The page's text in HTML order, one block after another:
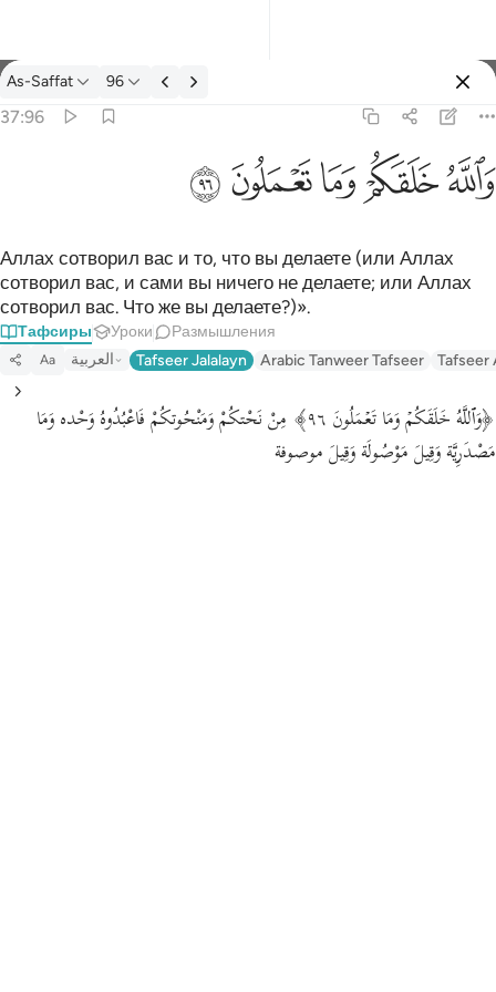
Тафсир: As-Saffat 37:96
As-Saffat 96
37:96
وَٱللَّهُ خَلَقَكُمْ وَمَا تَعْمَلُونَ ٩٦
ﲤﲥﲦﲧﲨ
Аллах сотворил вас и то, что вы делаете (или Аллах
сотворил вас, и сами вы ничего не делаете; или Аллах
сотворил вас. Что же вы делаете?)».
Тафсиры Уроки Размышления
Aa العربية Tafseer Jalalayn Arabic Tanweer Tafseer Tafseer
﴿وَٱللَّهُ خَلَقَكُمۡ وَمَا تَعۡمَلُونَ ٩٦﴾ مِنْ نَحْتكُمْ وَمَنْحُوتكُمْ فَاعْبُدُوهُ وَحْده وَمَا
مَصْدَرِيَّة وَقِيلَ مَوْصُولَة وَقِيلَ موصوفة